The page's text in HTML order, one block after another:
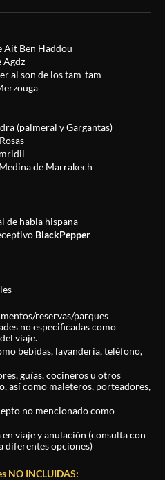
Ait Ben Haddou
Agdz
al son de los tam-tam
(palmeral y Gargantas)
de Marrakech
de habla hispana
BlackPepper
reservas/parques
no especificadas como
viaje.
bebidas, lavandería, teléfono,
guías, cocineros u otros
así como maleteros, porteadores,
no mencionado como
en viaje y anulación (consulta con
diferentes opciones)
NO INCLUIDAS: